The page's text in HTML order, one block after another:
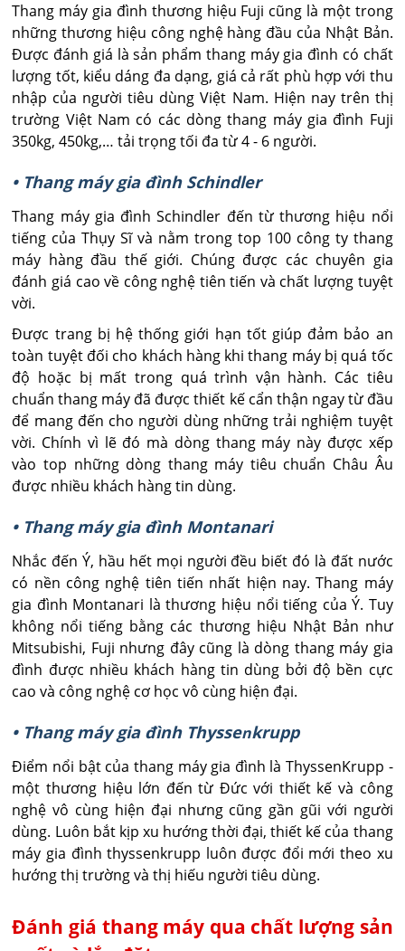
Thang máy gia đình thương hiệu Fuji cũng là một trong
những thương hiệu công nghệ hàng đầu của Nhật Bản.
Được đánh giá là sản phẩm thang máy gia đình có chất
lượng tốt, kiểu dáng đa dạng, giá cả rất phù hợp với thu
nhập của người tiêu dùng Việt Nam. Hiện nay trên thị
trường Việt Nam có các dòng thang máy gia đình Fuji
350kg, 450kg,… tải trọng tối đa từ 4 - 6 người.
• Thang máy gia đình Schindler
Thang máy gia đình Schindler đến từ thương hiệu nổi
tiếng của Thụy Sĩ và nằm trong top 100 công ty thang
máy hàng đầu thế giới. Chúng được các chuyên gia
đánh giá cao về công nghệ tiên tiến và chất lượng tuyệt
vời.
Được trang bị hệ thống giới hạn tốt giúp đảm bảo an
toàn tuyệt đối cho khách hàng khi thang máy bị quá tốc
độ hoặc bị mất trong quá trình vận hành. Các tiêu
chuẩn thang máy đã được thiết kế cẩn thận ngay từ đầu
để mang đến cho người dùng những trải nghiệm tuyệt
vời. Chính vì lẽ đó mà dòng thang máy này được xếp
vào top những dòng thang máy tiêu chuẩn Châu Âu
được nhiều khách hàng tin dùng.
• Thang máy gia đình Montanari
Nhắc đến Ý, hầu hết mọi người đều biết đó là đất nước
có nền công nghệ tiên tiến nhất hiện nay. Thang máy
gia đình Montanari là thương hiệu nổi tiếng của Ý. Tuy
không nổi tiếng bằng các thương hiệu Nhật Bản như
Mitsubishi, Fuji nhưng đây cũng là dòng thang máy gia
đình được nhiều khách hàng tin dùng bởi độ bền cực
cao và công nghệ cơ học vô cùng hiện đại.
• Thang máy gia đình Thyssenkrupp
Điểm nổi bật của thang máy gia đình là ThyssenKrupp -
một thương hiệu lớn đến từ Đức với thiết kế và công
nghệ vô cùng hiện đại nhưng cũng gần gũi với người
dùng. Luôn bắt kịp xu hướng thời đại, thiết kế của thang
máy gia đình thyssenkrupp luôn được đổi mới theo xu
hướng thị trường và thị hiếu người tiêu dùng.
Đánh giá thang máy qua chất lượng sản